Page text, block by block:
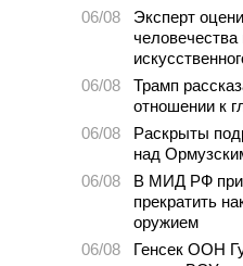
06/08
Эксперт
человечества
06/08
Трамп
отношении к
06/08
Раскрыты
над
06/08
В МИД РФ
прекратить
оружием
06/08
Генсек ООН